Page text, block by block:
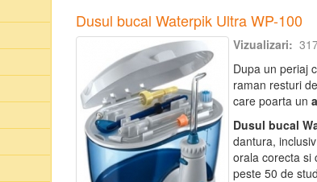
Dusul bucal Waterpik Ultra WP-100
Vizualizari:
Dupa un periaj
raman resturi
care poarta un
Dusul bucal
dantura,
orala corecta si
peste 50 de